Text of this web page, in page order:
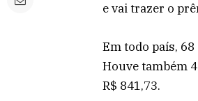
e vai trazer o
Em todo país,
Houve também
R$ 841,73.